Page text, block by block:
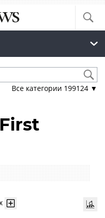
Все категории 199124 ▼